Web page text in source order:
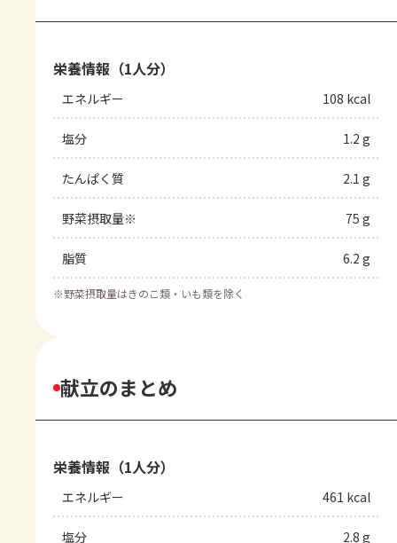
栄養情報（1人分）
エネルギー 108 kcal
塩分 1.2 g
たんぱく質 2.1 g
野菜摂取量※ 75 g
脂質 6.2 g
※野菜摂取量はきのこ類・いも類を除く
献立のまとめ
栄養情報（1人分）
エネルギー 461 kcal
塩分 2.8 g